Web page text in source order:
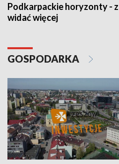
Podkarpackie horyzonty -
widać więcej
GOSPODARKA